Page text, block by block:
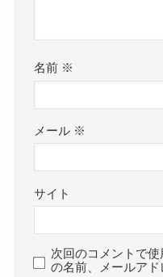
名前 ※
メール ※
サイト
次回のコメントで
の名前、メールアド